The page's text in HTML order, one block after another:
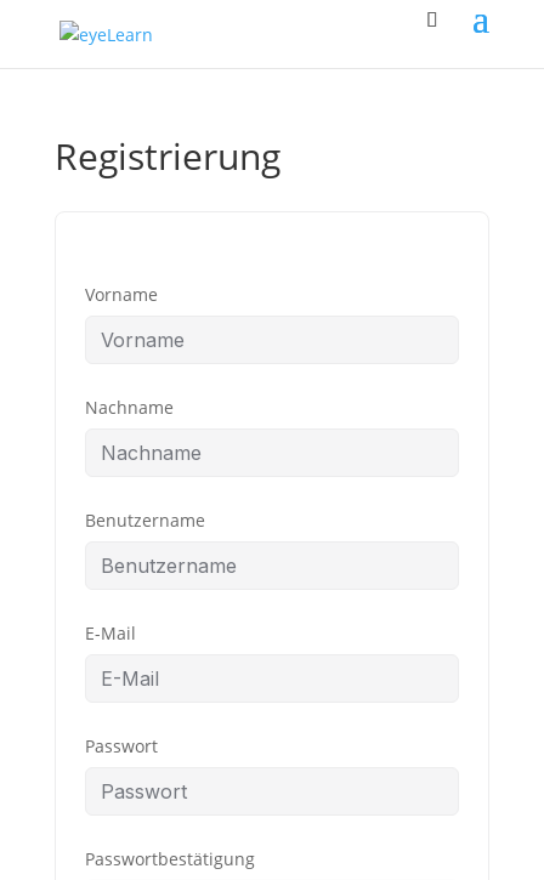
Registrierung
Vorname
Nachname
Benutzername
E-Mail
Passwort
Passwortbestätigung